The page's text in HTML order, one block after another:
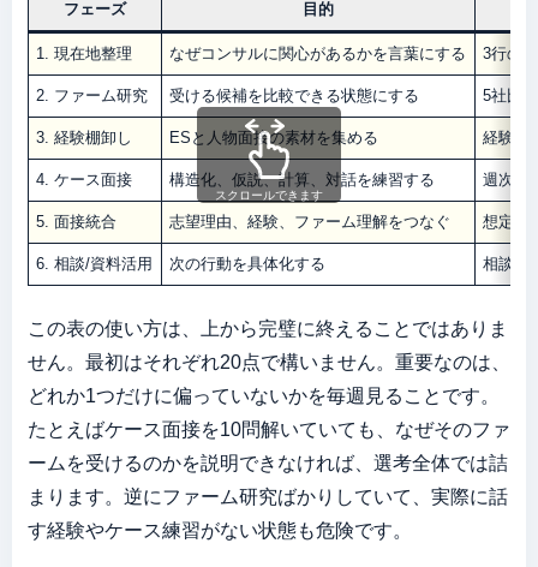
フェーズ 目的
1. 現在地整理 なぜコンサルに関心があるかを言葉にする 3行の
2. ファーム研究 受ける候補を比較できる状態にする 5社比
3. 経験棚卸し ESと人物面接の素材を集める 経験エ
4. ケース面接 構造化、仮説、計算、対話を練習する 週次練
5. 面接統合 志望理由、経験、ファーム理解をつなぐ 想定問
6. 相談/資料活用 次の行動を具体化する 相談前
スクロールできます
この表の使い方は、上から完璧に終えることではありま
せん。最初はそれぞれ20点で構いません。重要なのは、
どれか1つだけに偏っていないかを毎週見ることです。
たとえばケース面接を10問解いていても、なぜそのファ
ームを受けるのかを説明できなければ、選考全体では詰
まります。逆にファーム研究ばかりしていて、実際に話
す経験やケース練習がない状態も危険です。